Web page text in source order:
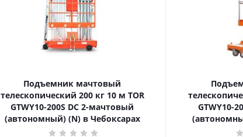
Подъемник мачтовый
телескопический 200 кг 10 м TOR
GTWY10-200S DC 2-мачтовый
(автономный) (N) в Чебоксарах
телескопический
GTWY10-